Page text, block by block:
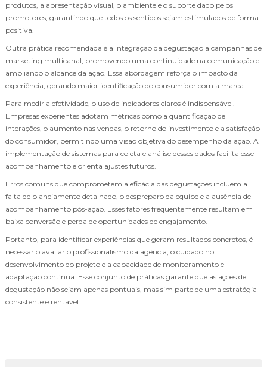
produtos, a apresentação visual, o ambiente e o suporte dado pelos
promotores, garantindo que todos os sentidos sejam estimulados de forma
positiva.
Outra prática recomendada é a integração da degustação a campanhas de
marketing multicanal, promovendo uma continuidade na comunicação e
ampliando o alcance da ação. Essa abordagem reforça o impacto da
experiência, gerando maior identificação do consumidor com a marca.
Para medir a efetividade, o uso de indicadores claros é indispensável.
Empresas experientes adotam métricas como a quantificação de
interações, o aumento nas vendas, o retorno do investimento e a satisfação
do consumidor, permitindo uma visão objetiva do desempenho da ação. A
implementação de sistemas para coleta e análise desses dados facilita esse
acompanhamento e orienta ajustes futuros.
Erros comuns que comprometem a eficácia das degustações incluem a
falta de planejamento detalhado, o despreparo da equipe e a ausência de
acompanhamento pós-ação. Esses fatores frequentemente resultam em
baixa conversão e perda de oportunidades de engajamento.
Portanto, para identificar experiências que geram resultados concretos, é
necessário avaliar o profissionalismo da agência, o cuidado no
desenvolvimento do projeto e a capacidade de monitoramento e
adaptação contínua. Esse conjunto de práticas garante que as ações de
degustação não sejam apenas pontuais, mas sim parte de uma estratégia
consistente e rentável.